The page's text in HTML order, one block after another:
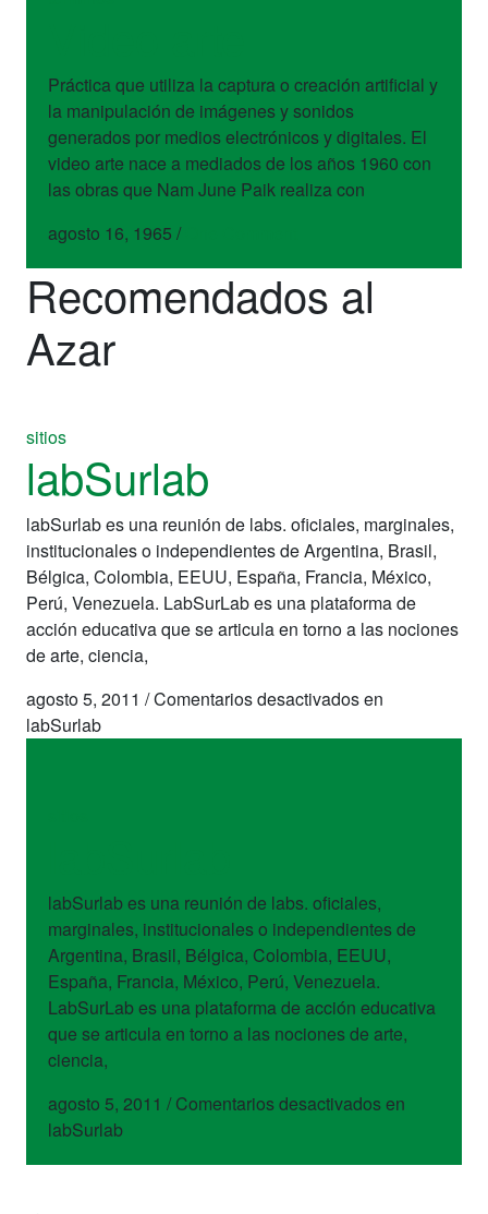
Práctica que utiliza la captura o creación artificial y
la manipulación de imágenes y sonidos
generados por medios electrónicos y digitales. El
video arte nace a mediados de los años 1960 con
las obras que Nam June Paik realiza con
agosto 16, 1965 /
Recomendados al
Azar
sitios
labSurlab
labSurlab es una reunión de labs. oficiales, marginales,
institucionales o independientes de Argentina, Brasil,
Bélgica, Colombia, EEUU, España, Francia, México,
Perú, Venezuela. LabSurLab es una plataforma de
acción educativa que se articula en torno a las nociones
de arte, ciencia,
agosto 5, 2011 /Comentarios desactivadosen
labSurlab
labSurlab es una reunión de labs. oficiales,
marginales, institucionales o independientes de
Argentina, Brasil, Bélgica, Colombia, EEUU,
España, Francia, México, Perú, Venezuela.
LabSurLab es una plataforma de acción educativa
que se articula en torno a las nociones de arte,
ciencia,
agosto 5, 2011 / Comentarios desactivadosen
labSurlab